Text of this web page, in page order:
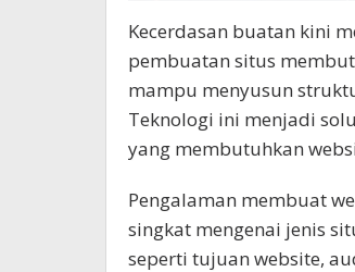
Kecerdasan buatan kini
pembuatan situs
mampu menyusun
Teknologi ini menjadi
yang membutuhkan
Pengalaman membuat
singkat mengenai jenis
seperti tujuan website,